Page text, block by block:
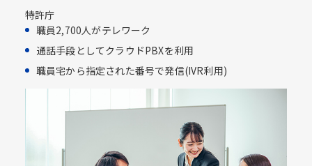
特許庁
職員2,700人がテレワーク
通話手段としてクラウドPBXを利用​
職員宅から指定された番号で発信(IVR利用)​